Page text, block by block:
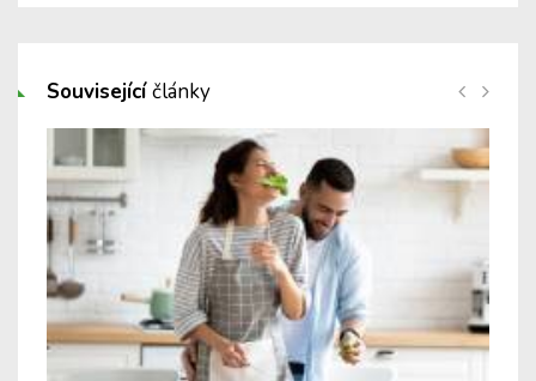
Souvisejícíčlánky